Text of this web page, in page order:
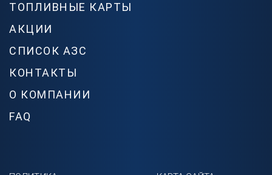
ТОПЛИВНЫЕ КАРТЫ
АКЦИИ
СПИСОК АЗС
КОНТАКТЫ
О КОМПАНИИ
FAQ